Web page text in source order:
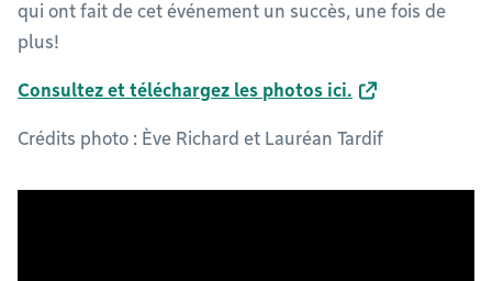
qui ont fait de cet événement un succès, une fois de
plus!
Consultez et téléchargez les photos ici.
Crédits photo : Ève Richard et Lauréan Tardif